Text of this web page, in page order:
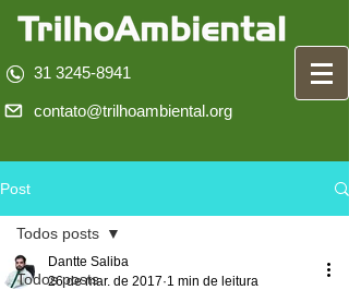
31 3245-8941
contato@trilhoambiental.org
Post
Todos posts
Todos posts
Dantte Saliba
26 de mar. de 2017 1 min de leitura